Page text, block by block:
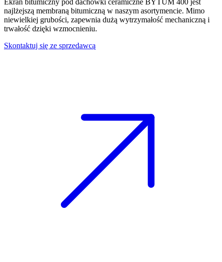
Ekran bitumiczny pod dachówki ceramiczne BYTUM 400 jest
najlżejszą membraną bitumiczną w naszym asortymencie. Mimo
niewielkiej grubości, zapewnia dużą wytrzymałość mechaniczną i
trwałość dzięki wzmocnieniu.
Skontaktuj się ze sprzedawcą